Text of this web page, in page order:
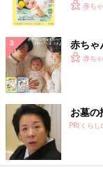
く！赤ち
赤ちゃ
赤ち
お墓の
PR(くら